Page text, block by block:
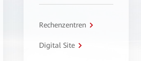
Rechenzentren
Digital Site